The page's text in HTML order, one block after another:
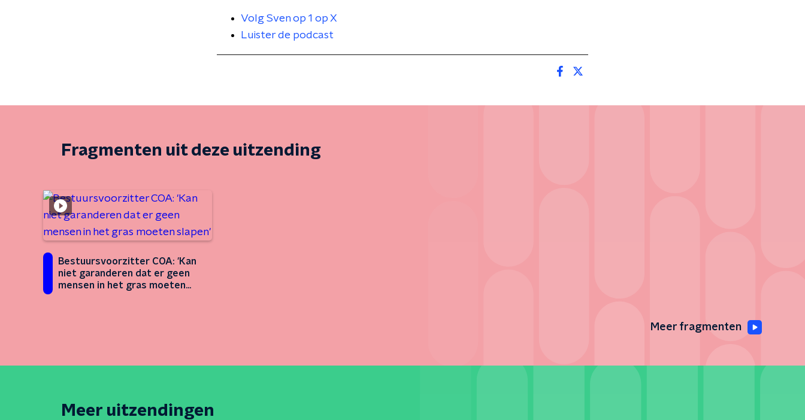
Volg Sven op 1 op X
Luister de podcast
Fragmenten uit deze uitzending
Bestuursvoorzitter COA: 'Kan
niet garanderen dat er geen
mensen in het gras moeten
Meer fragmenten
Meer uitzendingen